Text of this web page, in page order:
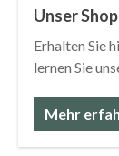
Unser
Erhalten Sie
lernen Sie
Mehr